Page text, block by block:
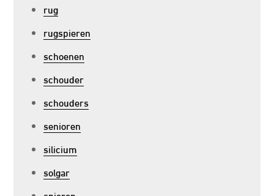
rug
rugspieren
schoenen
schouder
schouders
senioren
silicium
solgar